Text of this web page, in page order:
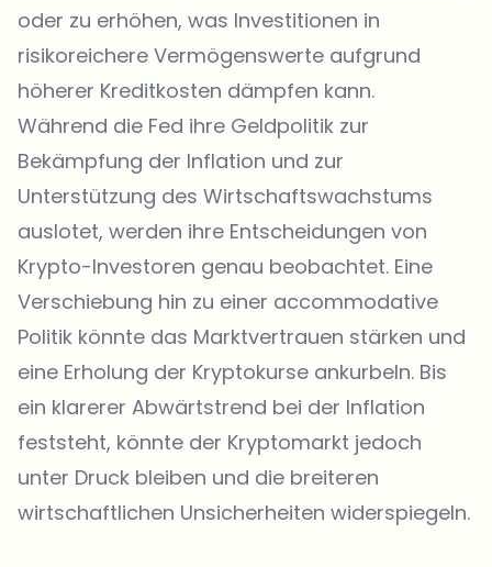
oder zu erhöhen, was Investitionen in
risikoreichere Vermögenswerte aufgrund
höherer Kreditkosten dämpfen kann.
Während die Fed ihre Geldpolitik zur
Bekämpfung der Inflation und zur
Unterstützung des Wirtschaftswachstums
auslotet, werden ihre Entscheidungen von
Krypto-Investoren genau beobachtet. Eine
Verschiebung hin zu einer accommodative
Politik könnte das Marktvertrauen stärken und
eine Erholung der Kryptokurse ankurbeln. Bis
ein klarerer Abwärtstrend bei der Inflation
feststeht, könnte der Kryptomarkt jedoch
unter Druck bleiben und die breiteren
wirtschaftlichen Unsicherheiten widerspiegeln.